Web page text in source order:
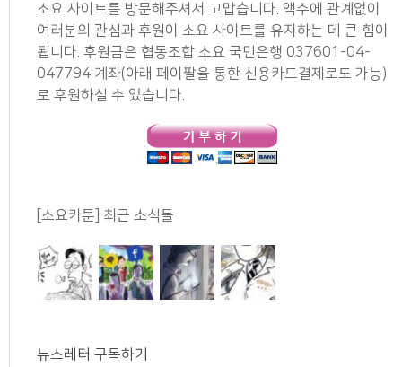
소요 사이트를 방문해주셔서 고맙습니다. 액수에 관계없이
여러분의 관심과 후원이 소요 사이트를 유지하는 데 큰 힘이
됩니다. 후원금은 협동조합 소요 국민은행 037601-04-
047794 계좌(아래 페이팔을 통한 신용카드결제로도 가능)
로 후원하실 수 있습니다.
[소요카툰] 최근 소식들
뉴스레터 구독하기